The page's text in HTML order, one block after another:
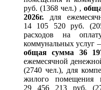
руб. (1368 чел.) ,
2026г. для
14 105 520 руб.
расходов на
коммунальных услуг
общая сумма 36
ежемесячной
(2740 чел.), для
жилого помещения
29 456 213 руб.